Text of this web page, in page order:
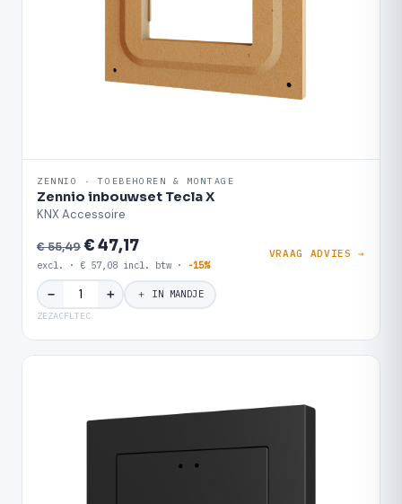
ZENNIO · TOEBEHOREN & MONTAGE
Zennio inbouwset Tecla X
KNX Accessoire
€ 55,49€ 47,17
excl. · € 57,08 incl. btw · -15%
VRAAG ADVIES →
− ＋ ＋ IN MANDJE
ZEZACFLTEC